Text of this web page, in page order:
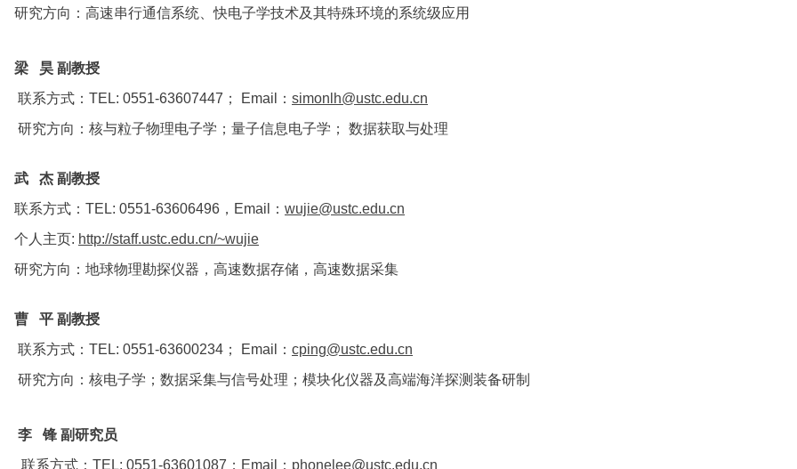
研究方向：高速串行通信系统、快电子学技术及其特殊环境的系统级应用
梁 昊 副教授
联系方式：TEL: 0551-63607447； Email： simonlh@ustc.edu.cn
研究方向：核与粒子物理电子学；量子信息电子学； 数据获取与处理
武 杰 副教授
联系方式：TEL: 0551-63606496，Email： wujie@ustc.edu.cn
个人主页: http://staff.ustc.edu.cn/~wujie
研究方向：地球物理勘探仪器，高速数据存储，高速数据采集
曹 平 副教授
联系方式：TEL: 0551-63600234； Email： cping@ustc.edu.cn
研究方向：核电子学；数据采集与信号处理；模块化仪器及高端海洋探测装备研制
李 锋 副研究员
联系方式：TEL: 0551-63601087；Email： phonelee@ustc.edu.cn